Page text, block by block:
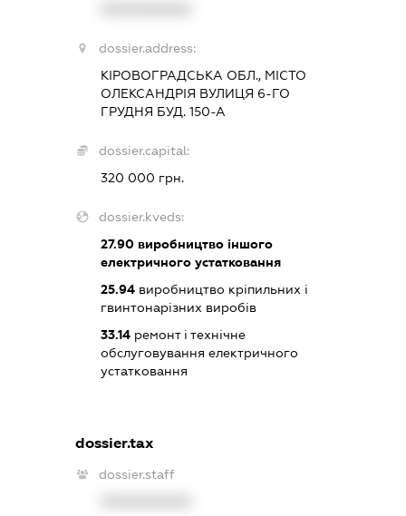
dossier.address:
КІРОВОГРАДСЬКА ОБЛ., МІСТО
ОЛЕКСАНДРІЯ ВУЛИЦЯ 6-ГО
ГРУДНЯ БУД. 150-А
dossier.capital:
320 000 грн.
dossier.kveds:
27.90 виробництво іншого
електричного устатковання
25.94 виробництво кріпильних і
гвинтонарізних виробів
33.14 ремонт і технічне
обслуговування електричного
устатковання
dossier.tax
dossier.staff